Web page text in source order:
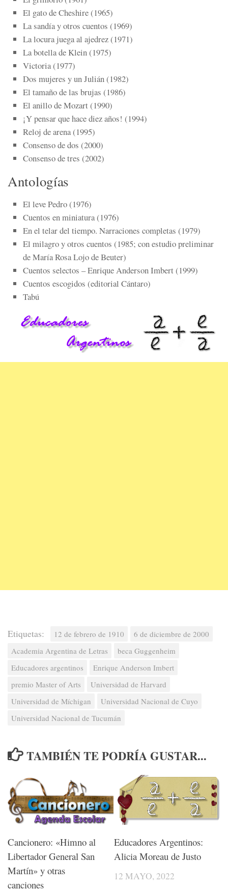
El gato de Cheshire (1965)
La sandía y otros cuentos (1969)
La locura juega al ajedrez (1971)
La botella de Klein (1975)
Victoria (1977)
Dos mujeres y un Julián (1982)
El tamaño de las brujas (1986)
El anillo de Mozart (1990)
¡Y pensar que hace diez años! (1994)
Reloj de arena (1995)
Consenso de dos (2000)
Consenso de tres (2002)
Antologías
El leve Pedro (1976)
Cuentos en miniatura (1976)
En el telar del tiempo. Narraciones completas (1979)
El milagro y otros cuentos (1985; con estudio preliminar
de María Rosa Lojo de Beuter)
Cuentos selectos – Enrique Anderson Imbert (1999)
Cuentos escogidos (editorial Cántaro)
Tabú
Etiquetas: 12 de febrero de 1910
6 de diciembre de 2000
Academia Argentina de Letras
beca Guggenheim
Educadores argentinos
Enrique Anderson Imbert
premio Master of Arts
Universidad de Harvard
Universidad de Míchigan
Universidad Nacional de Cuyo
Universidad Nacional de Tucumán
TAMBIÉN TE PODRÍA GUSTAR...
Cancionero: «Himno al
Libertador General San
Martín» y otras
canciones
Educadores Argentinos:
Alicia Moreau de Justo
12 MAYO, 2022